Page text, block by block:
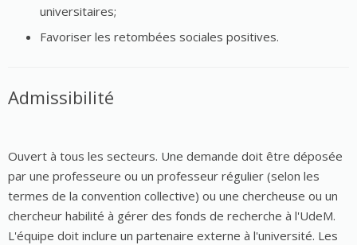
universitaires;
Favoriser les retombées sociales positives.
Admissibilité
Ouvert à tous les secteurs. Une demande doit être déposée
par une professeure ou un professeur régulier (selon les
termes de la convention collective) ou une chercheuse ou un
chercheur habilité à gérer des fonds de recherche à l'UdeM.
L'équipe doit inclure un partenaire externe à l'université. Les